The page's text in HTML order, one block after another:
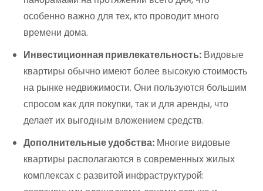
особенно важно для тех, кто проводит много
времени дома.
Инвестиционная привлекательность: Видовые
квартиры обычно имеют более высокую стоимость
на рынке недвижимости. Они пользуются большим
спросом как для покупки, так и для аренды, что
делает их выгодным вложением средств.
Дополнительные удобства: Многие видовые
квартиры располагаются в современных жилых
комплексах с развитой инфраструктурой: